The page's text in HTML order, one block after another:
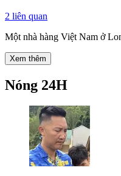
2 liên quan
Một nhà hàng Việt Nam ở
Xem thêm
Nóng 24H